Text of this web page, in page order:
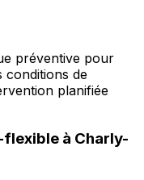
préventive pour
conditions de
planifiée
flexible à Charly-